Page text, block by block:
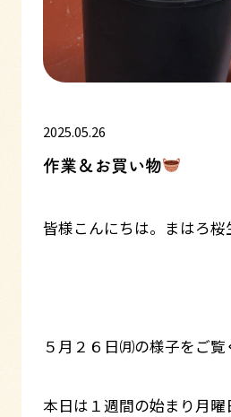
2025.05.26
作業＆お買い物
皆様こんにちは。まはろ桜
５月２６日㈪の様子をご覧
本日は１週間の始まり月